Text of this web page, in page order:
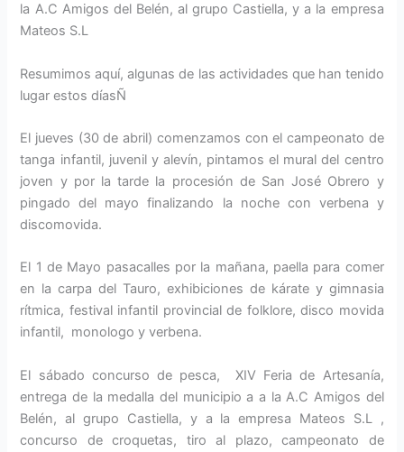
la A.C Amigos del Belén, al grupo Castiella, y a la empresa
Mateos S.L
Resumimos aquí, algunas de las actividades que han tenido
lugar estos díasÑ
El jueves (30 de abril) comenzamos con el campeonato de
tanga infantil, juvenil y alevín, pintamos el mural del centro
joven y por la tarde la procesión de San José Obrero y
pingado del mayo finalizando la noche con verbena y
discomovida.
El 1 de Mayo pasacalles por la mañana, paella para comer
en la carpa del Tauro, exhibiciones de kárate y gimnasia
rítmica, festival infantil provincial de folklore, disco movida
infantil, monologo y verbena.
El sábado concurso de pesca, XIV Feria de Artesanía,
entrega de la medalla del municipio a a la A.C Amigos del
Belén, al grupo Castiella, y a la empresa Mateos S.L ,
concurso de croquetas, tiro al plazo, campeonato de